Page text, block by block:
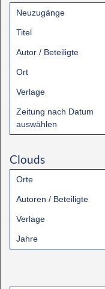
Neuzugänge
Titel
Autor / Beteiligte
Ort
Verlage
Zeitung nach Datum
auswählen
Clouds
Orte
Autoren / Beteiligte
Verlage
Jahre